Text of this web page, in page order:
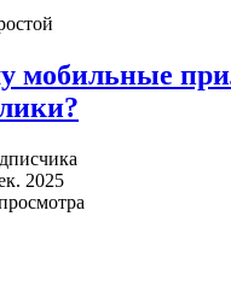
мобильные
2025